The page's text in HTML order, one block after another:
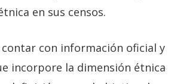
en sus censos.
contar con información oficial y
incorpore la dimensión étnica